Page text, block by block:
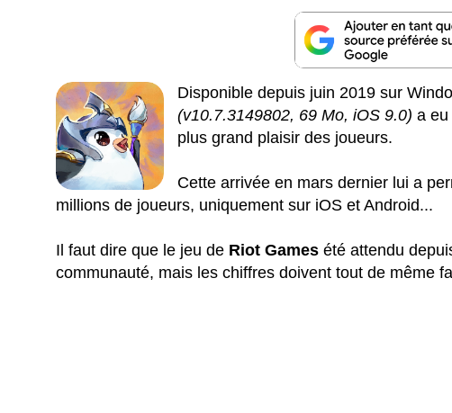
Disponible depuis juin 2019 sur
(v10.7.3149802, 69 Mo, iOS 9.0)a
plus grand plaisir des joueurs.
Cette arrivée en mars dernier lui a
millions de joueurs, uniquement sur iOS et Android...
Il faut dire que le jeu de Riot Gamesété attendu
communauté, mais les chiffres doivent tout de même